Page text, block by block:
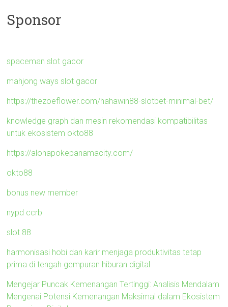
Sponsor
spaceman slot gacor
mahjong ways slot gacor
https://thezoeflower.com/hahawin88-slotbet-minimal-bet/
knowledge graph dan mesin rekomendasi kompatibilitas
untuk ekosistem okto88
https://alohapokepanamacity.com/
okto88
bonus new member
nypd ccrb
slot 88
harmonisasi hobi dan karir menjaga produktivitas tetap
prima di tengah gempuran hiburan digital
Mengejar Puncak Kemenangan Tertinggi: Analisis Mendalam
Mengenai Potensi Kemenangan Maksimal dalam Ekosistem